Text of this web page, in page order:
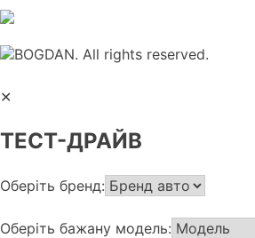
BOGDAN. All rights reserved.
✕
ТЕСТ-ДРАЙВ
Оберіть бренд:
Оберіть бажану модель: